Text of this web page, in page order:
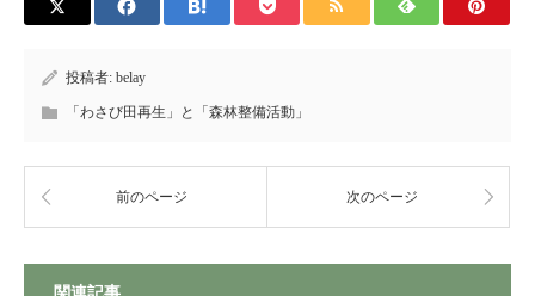
投稿者: belay
「わさび田再生」と「森林整備活動」
前のページ 次のページ